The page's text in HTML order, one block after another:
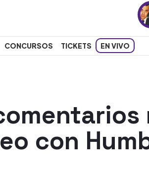
—
CONCURSOS TICKETS EN VIVO
con